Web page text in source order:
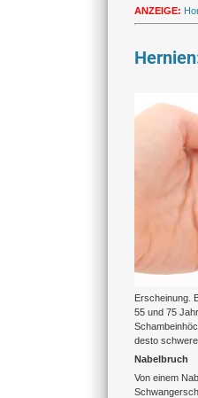
ANZEIGE:
grösseres
Erscheinung.
55 und 75
desto
Nabelbruch
Von einem